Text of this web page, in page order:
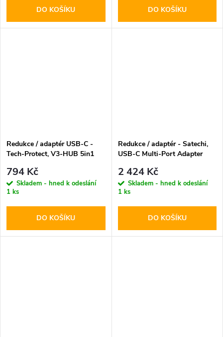
DO KOŠÍKU DO KOŠÍKU
Redukce / adaptér USB-C -
Tech-Protect, V3-HUB 5in1
794 Kč
Skladem - hned k odeslání
1 ks
DO KOŠÍKU
Redukce / adaptér - Satechi,
USB-C Multi-Port Adapter
2 424 Kč
Skladem - hned k odeslání
1 ks
DO KOŠÍKU